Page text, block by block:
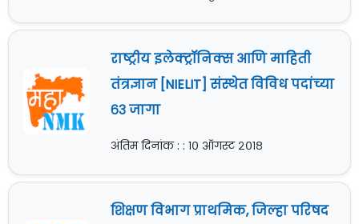
राष्ट्रीय इलेक्ट्रॉनिक्स आणि माहिती
तंत्रज्ञान [NIELIT] संस्थेत विविध पदांच्या
६३ जागा
अंतिम दिनांक : : १० ऑगस्ट २०१८
शिक्षण विभाग प्राथमिक, जिल्हा परिषद